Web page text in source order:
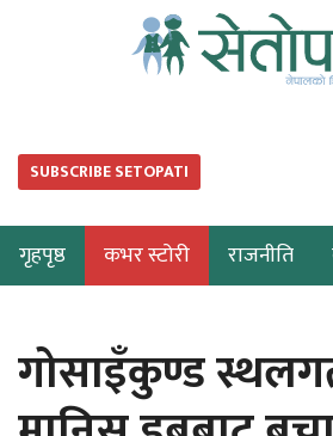
SUBSCRIBE SETOPATI
गृहपृष्ठ कभर स्टोरी राजनीति
गोसाइँकुण्ड